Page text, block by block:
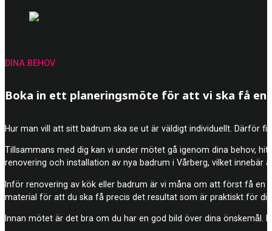
Boka in ett planeringsmöte för att vi ska få en
Hur man vill att sitt badrum ska se ut är väldigt individuellt. Därför
Tillsammans med dig kan vi under mötet gå igenom dina behov,
renovering och installation av nya badrum i Vårberg, vilket
Inför renovering av kök eller badrum är vi måna om att först få
material för att du ska få precis det resultat som är praktiskt för
Innan mötet är det bra om du har en god bild över dina
DINA BEHOV